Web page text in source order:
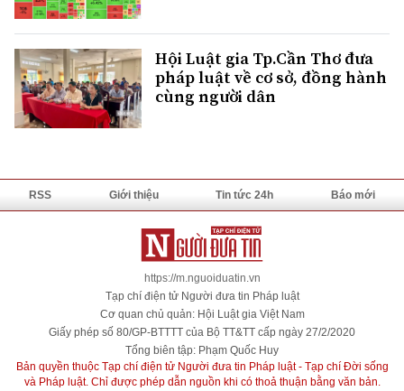
Hội Luật gia Tp.Cần Thơ đưa
pháp luật về cơ sở, đồng hành
cùng người dân
RSS Giới thiệu Tin tức 24h Báo mới
https://m.nguoiduatin.vn
Tạp chí điện tử Người đưa tin Pháp luật
Cơ quan chủ quản: Hội Luật gia Việt Nam
Giấy phép số 80/GP-BTTTT của Bộ TT&TT cấp ngày 27/2/2020
Tổng biên tập: Phạm Quốc Huy
Bản quyền thuộc Tạp chí điện tử Người đưa tin Pháp luật - Tạp chí Đời sống
và Pháp luật. Chỉ được phép dẫn nguồn khi có thoả thuận bằng văn bản.